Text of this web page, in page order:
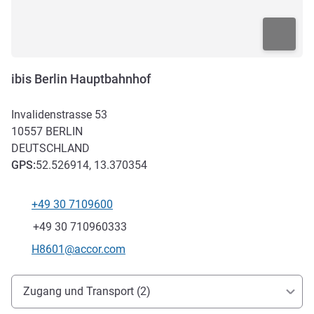
ibis Berlin Hauptbahnhof
Invalidenstrasse 53
10557 BERLIN
DEUTSCHLAND
GPS:52.526914, 13.370354
+49 30 7109600
Fax
+49 30 710960333
Kontakt-E-Mail
H8601@accor.com
Erreichbarkeit und Anbindung
Zugang und Transport (2)